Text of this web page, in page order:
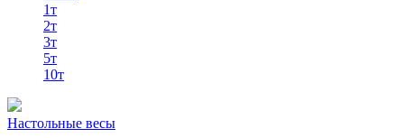
1т
2т
3т
5т
10т
Настольные весы